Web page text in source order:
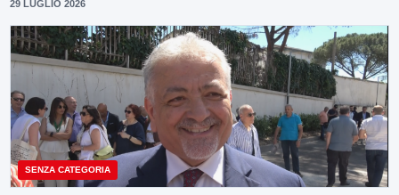
29 LUGLIO 2026
SENZA CATEGORIA